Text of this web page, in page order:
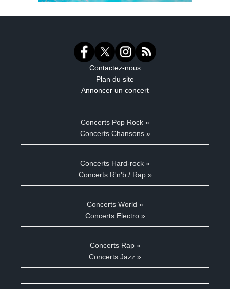
Contactez-nous
Plan du site
Annoncer un concert
Concerts Pop Rock »
Concerts Chansons »
Concerts Hard-rock »
Concerts R'n'b / Rap »
Concerts World »
Concerts Electro »
Concerts Rap »
Concerts Jazz »